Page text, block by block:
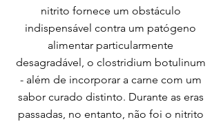
nitrito fornece um obstáculo
indispensável contra um patógeno
alimentar particularmente
desagradável, o clostridium botulinum
- além de incorporar a carne com um
sabor curado distinto. Durante as eras
passadas, no entanto, não foi o nitrito